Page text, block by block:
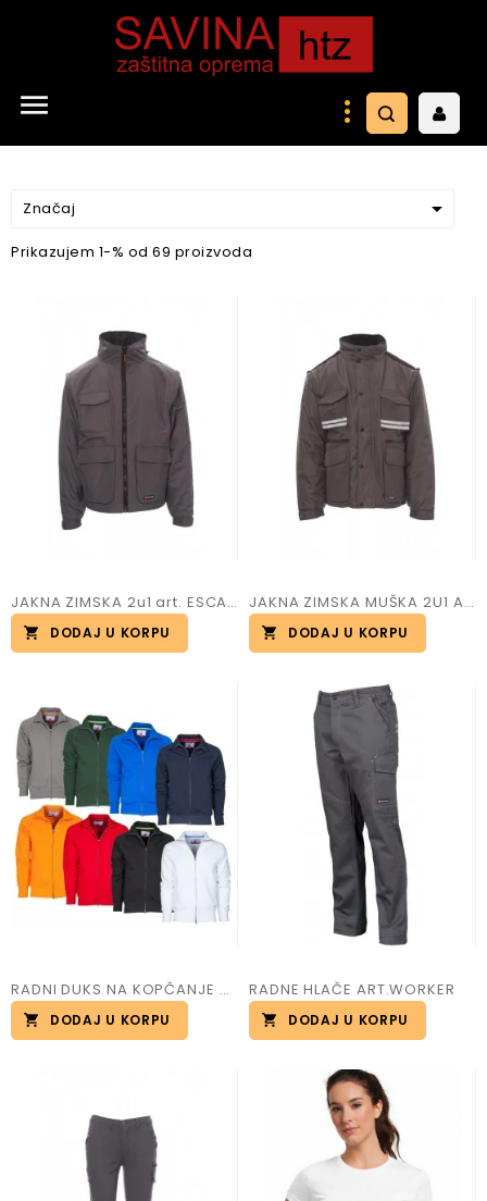

Značaj 
Prikazujem 1-% od 69 proizvoda
JAKNA ZIMSKA 2u1 art. ESCAPE
DODAJ U KORPU
JAKNA ZIMSKA MUŠKA 2U1 ART.TORNADO
DODAJ U KORPU
RADNI DUKS NA KOPČANJE ART.PANAMA+
DODAJ U KORPU
RADNE HLAČE ART.WORKER
DODAJ U KORPU